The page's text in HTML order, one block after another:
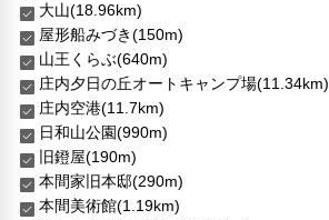
大山(18.96km)
屋形船みづき(150m)
山王くらぶ(640m)
庄内夕日の丘オートキャンプ場(11.34km)
庄内空港(11.7km)
日和山公園(990m)
旧鐙屋(190m)
本間家旧本邸(290m)
本間美術館(1.19km)